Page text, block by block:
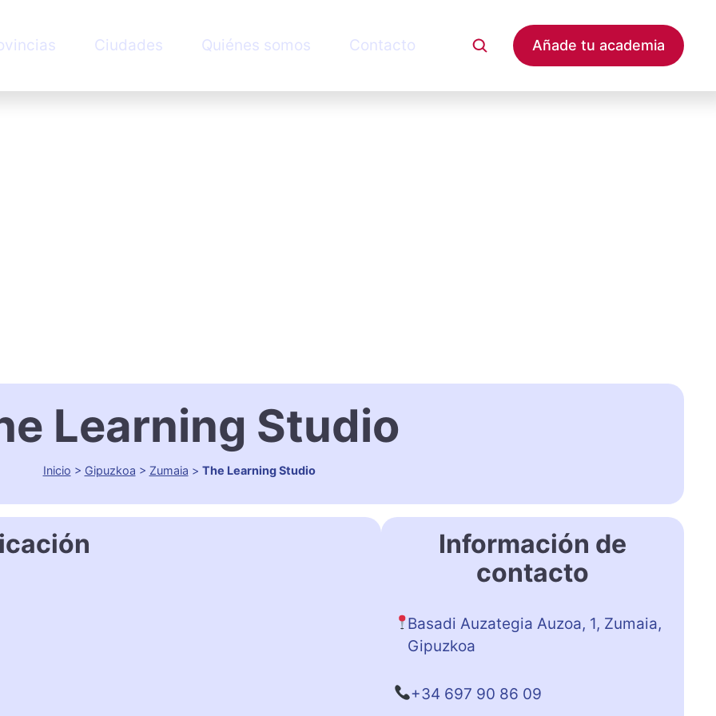
Ciudades Quiénes somos Contacto Añade tu academia
Learning Studio
Inicio > Gipuzkoa > Zumaia > The Learning Studio
Información de
contacto
Basadi Auzategia Auzoa, 1, Zumaia,
Gipuzkoa
+34 697 90 86 09